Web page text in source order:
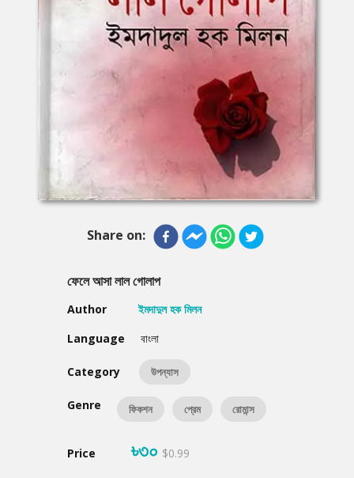
Share on:
ফেলে আসা লাল গোলাপ
Author
ইমদাদুল হক মিলন
Language
বাংলা
Category উপন্যাস
Genre ফিকশন প্রেম রোমান্স
Price ৳৩০ $0.99